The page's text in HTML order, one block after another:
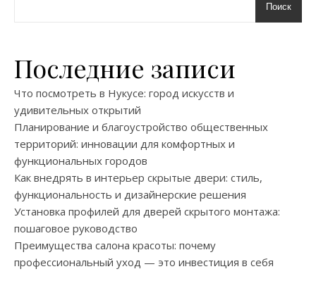
Поиск
Последние записи
Что посмотреть в Нукусе: город искусств и
удивительных открытий
Планирование и благоустройство общественных
территорий: инновации для комфортных и
функциональных городов
Как внедрять в интерьер скрытые двери: стиль,
функциональность и дизайнерские решения
Установка профилей для дверей скрытого монтажа:
пошаговое руководство
Преимущества салона красоты: почему
профессиональный уход — это инвестиция в себя